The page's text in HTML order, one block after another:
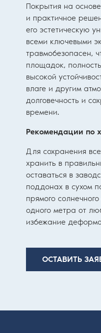
Покрытия на
и практичное
его эстетическую
всеми ключевыми
травмобезопасен,
площадок,
высокой
влаге и другим
долговечность и
времени.
Рекомендации по
Для сохранения
хранить в
оставаться в
поддонах в сухом
прямого
одного метра от
избежание
ОСТАВИТЬ